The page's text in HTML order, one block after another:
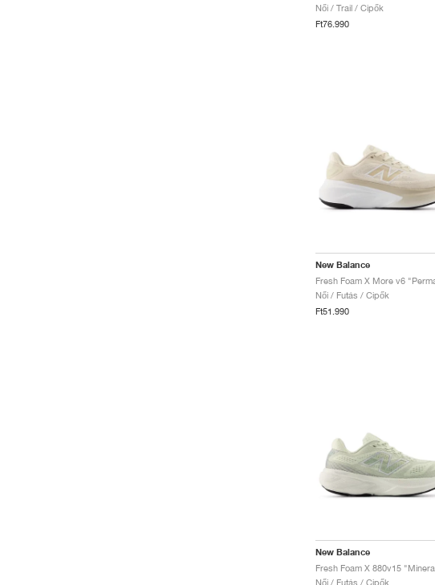
Női / Trail / Cipők
Ft76.990
New Balance
Női / Futás / Cipők
Ft51.990
New Balance
Női / Futás / Cipők